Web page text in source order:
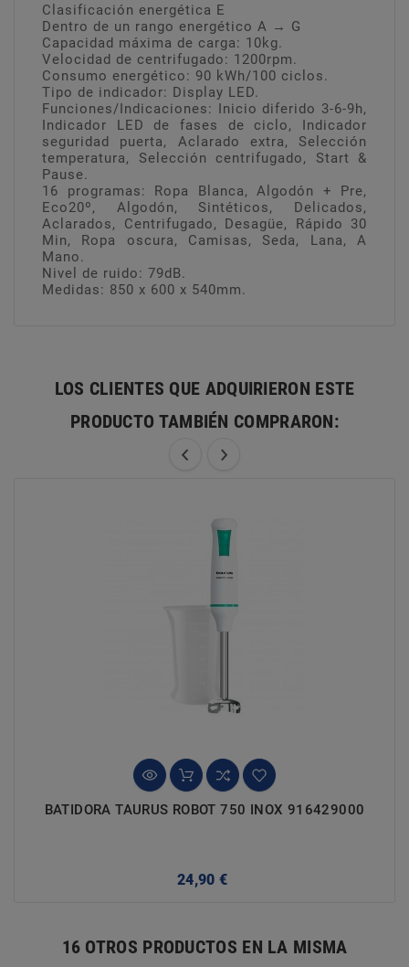
Clasificación energética E
Dentro de un rango energético A → G
Capacidad máxima de carga: 10kg.
Velocidad de centrifugado: 1200rpm.
Consumo energético: 90 kWh/100 ciclos.
Tipo de indicador: Display LED.
Funciones/Indicaciones: Inicio diferido 3-6-9h,
Indicador LED de fases de ciclo, Indicador
seguridad puerta, Aclarado extra, Selección
temperatura, Selección centrifugado, Start &
Pause.
16 programas: Ropa Blanca, Algodón + Pre,
Eco20º, Algodón, Sintéticos, Delicados,
Aclarados, Centrifugado, Desagüe, Rápido 30
Min, Ropa oscura, Camisas, Seda, Lana, A
Mano.
Nivel de ruido: 79dB.
Medidas: 850 x 600 x 540mm.
LOS CLIENTES QUE ADQUIRIERON ESTE
PRODUCTO TAMBIÉN COMPRARON:
BATIDORA TAURUS ROBOT 750 INOX 916429000
24,90 €
16 OTROS PRODUCTOS EN LA MISMA